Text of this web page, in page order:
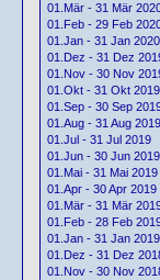
01.Mär - 31 Mär
01.Feb - 29 Feb
01.Jan - 31 Jan 2020
01.Dez - 31 Dez
01.Nov - 30 Nov
01.Okt - 31 Okt 2019
01.Sep - 30 Sep
01.Aug - 31 Aug 2019
01.Jul - 31 Jul 2019
01.Jun - 30 Jun 2019
01.Mai - 31 Mai 2019
01.Apr - 30 Apr 2019
01.Mär - 31 Mär
01.Feb - 28 Feb
01.Jan - 31 Jan 2019
01.Dez - 31 Dez
01.Nov - 30 Nov